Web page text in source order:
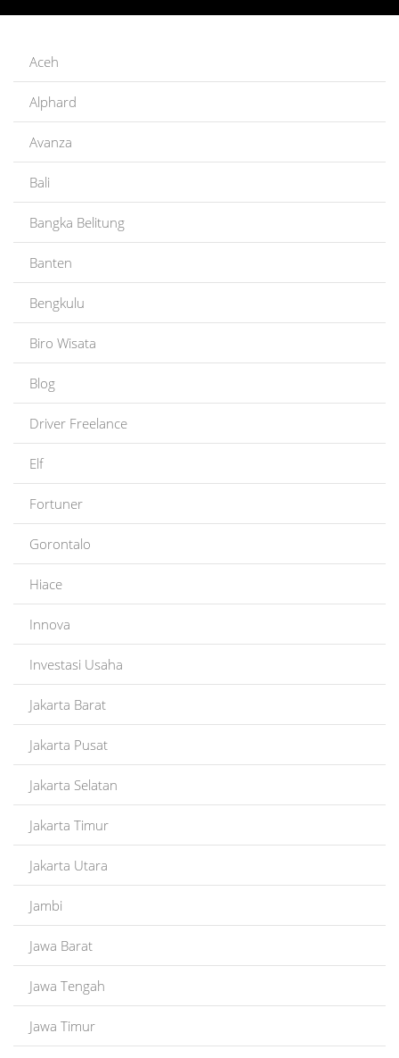
Aceh
Alphard
Avanza
Bali
Bangka Belitung
Banten
Bengkulu
Biro Wisata
Blog
Driver Freelance
Elf
Fortuner
Gorontalo
Hiace
Innova
Investasi Usaha
Jakarta Barat
Jakarta Pusat
Jakarta Selatan
Jakarta Timur
Jakarta Utara
Jambi
Jawa Barat
Jawa Tengah
Jawa Timur